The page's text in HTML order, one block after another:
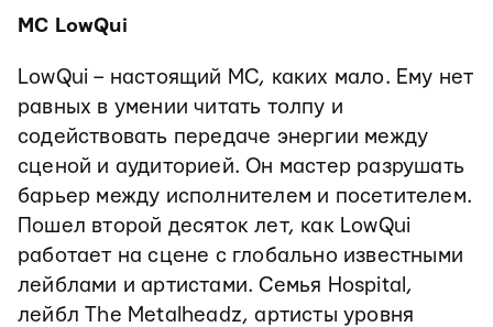
MC LowQui
LowQui – настоящий МС, каких мало. Ему нет
равных в умении читать толпу и
содействовать передаче энергии между
сценой и аудиторией. Он мастер разрушать
барьер между исполнителем и посетителем.
Пошел второй десяток лет, как LowQui
работает на сцене c глобально известными
лейблами и артистами. Семья Hospital,
лейбл The Metalheadz, артисты уровня